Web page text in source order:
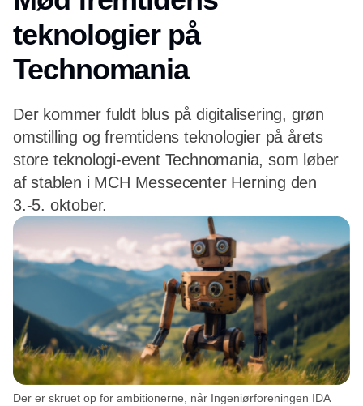
teknologier på
Technomania
Der kommer fuldt blus på digitalisering, grøn
omstilling og fremtidens teknologier på årets
store teknologi-event Technomania, som løber
af stablen i MCH Messecenter Herning den
3.-5. oktober.
Der er skruet op for ambitionerne, når Ingeniørforeningen IDA